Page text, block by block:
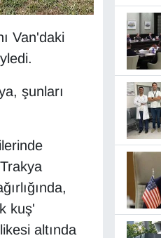
Van'daki
şunları
kuş'
altında